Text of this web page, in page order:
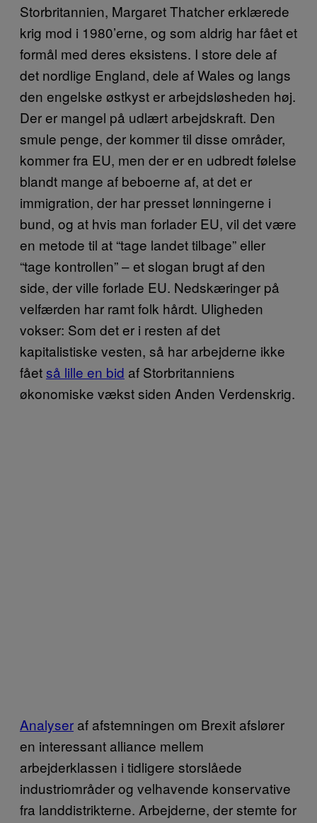
Storbritannien, Margaret Thatcher erklærede
krig mod i 1980’erne, og som aldrig har fået et
formål med deres eksistens. I store dele af
det nordlige England, dele af Wales og langs
den engelske østkyst er arbejdsløsheden høj.
Der er mangel på udlært arbejdskraft. Den
smule penge, der kommer til disse områder,
kommer fra EU, men der er en udbredt følelse
blandt mange af beboerne af, at det er
immigration, der har presset lønningerne i
bund, og at hvis man forlader EU, vil det være
en metode til at “tage landet tilbage” eller
“tage kontrollen” – et slogan brugt af den
side, der ville forlade EU. Nedskæringer på
velfærden har ramt folk hårdt. Uligheden
vokser: Som det er i resten af det
kapitalistiske vesten, så har arbejderne ikke
fåetså lille en bid af Storbritanniens
økonomiske vækst siden Anden Verdenskrig.
Analyser af afstemningen om Brexit afslører
en interessant alliance mellem
arbejderklassen i tidligere storslåede
industriområder og velhavende konservative
fra landdistrikterne. Arbejderne, der stemte for